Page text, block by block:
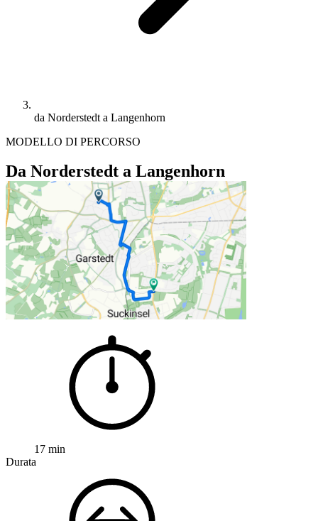
da Norderstedt a Langenhorn
MODELLO DI PERCORSO
Da Norderstedt a Langenhorn
17 min
Durata